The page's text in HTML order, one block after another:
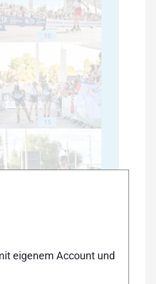
10
15
eigenem Account und